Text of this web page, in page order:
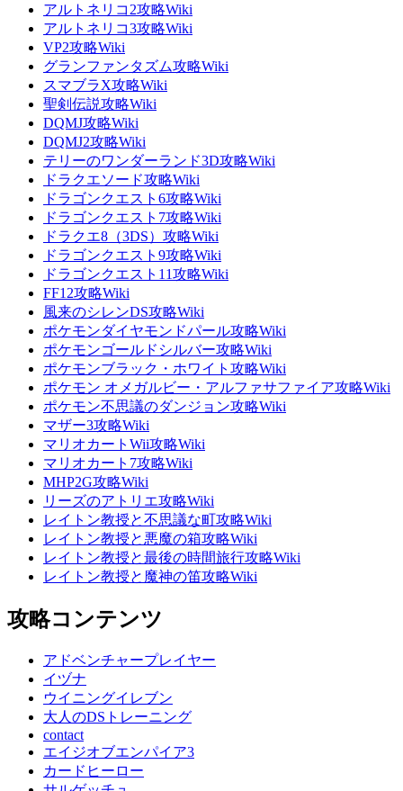
アルトネリコ2攻略Wiki
アルトネリコ3攻略Wiki
VP2攻略Wiki
グランファンタズム攻略Wiki
スマブラX攻略Wiki
聖剣伝説攻略Wiki
DQMJ攻略Wiki
DQMJ2攻略Wiki
テリーのワンダーランド3D攻略Wiki
ドラクエソード攻略Wiki
ドラゴンクエスト6攻略Wiki
ドラゴンクエスト7攻略Wiki
ドラクエ8（3DS）攻略Wiki
ドラゴンクエスト9攻略Wiki
ドラゴンクエスト11攻略Wiki
FF12攻略Wiki
風来のシレンDS攻略Wiki
ポケモンダイヤモンドパール攻略Wiki
ポケモンゴールドシルバー攻略Wiki
ポケモンブラック・ホワイト攻略Wiki
ポケモン オメガルビー・アルファサファイア攻略Wiki
ポケモン不思議のダンジョン攻略Wiki
マザー3攻略Wiki
マリオカートWii攻略Wiki
マリオカート7攻略Wiki
MHP2G攻略Wiki
リーズのアトリエ攻略Wiki
レイトン教授と不思議な町攻略Wiki
レイトン教授と悪魔の箱攻略Wiki
レイトン教授と最後の時間旅行攻略Wiki
レイトン教授と魔神の笛攻略Wiki
攻略コンテンツ
アドベンチャープレイヤー
イヅナ
ウイニングイレブン
大人のDSトレーニング
contact
エイジオブエンパイア3
カードヒーロー